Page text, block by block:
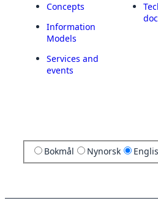
Concepts
Information
Models
Services and
events
Bokmål Nynorsk